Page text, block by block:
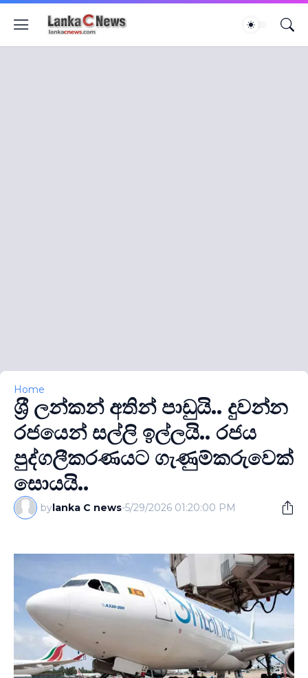
Home
ශ‍්‍රී ලන්කන් අතින් පාඩුයි.. දුවන්න
රජයෙන් සල්ලි ඉල්ලයි.. රජය
පුද්ගලීකරණයට ගැණුම්කරුවෙක්
සොයයි..
bylanka C news-5/29/2026 01:20:00 PM